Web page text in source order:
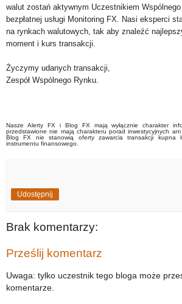
walut zostań aktywnym Uczestnikiem
bezpłatnej usługi Monitoring FX. Nasi eksperci
na rynkach walutowych, tak aby znaleźć
moment i kurs transakcji.
Życzymy udanych transakcji,
Zespół Wspólnego Rynku.
Nasze Alerty FX i Blog FX mają wyłącznie charakter
przedstawione nie mają charakteru porad inwestycyjnych
Blog FX nie stanowią oferty zawarcia transakcji kupna
instrumentu finansowego.
Udostępnij
Brak komentarzy:
Prześlij komentarz
Uwaga: tylko uczestnik tego bloga może
komentarze.